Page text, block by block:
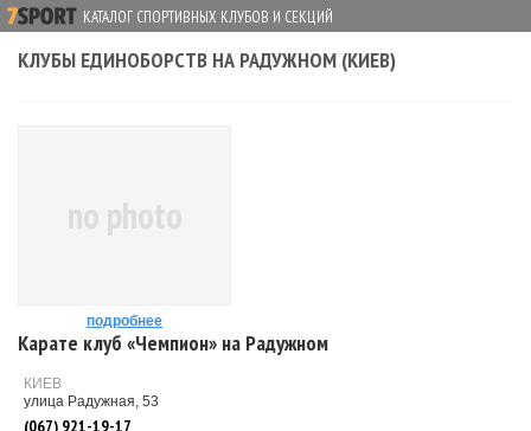
КАТАЛОГ СПОРТИВНЫХ КЛУБОВ И СЕКЦИЙ
КЛУБЫ ЕДИНОБОРСТВ НА РАДУЖНОМ (КИЕВ)
no photo
подробнее
Карате клуб «Чемпион» на Радужном
КИЕВ
улица Радужная, 53
(067) 921-19-17